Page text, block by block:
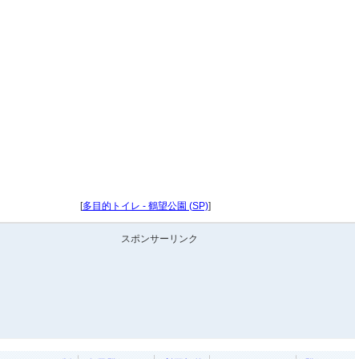
[多目的トイレ - 鶴望公園 (SP)]
スポンサーリンク